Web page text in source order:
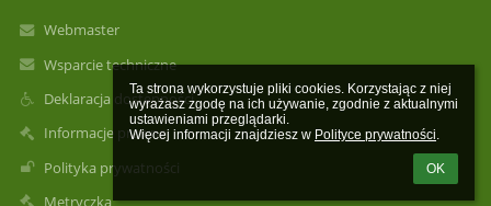
Ta strona wykorzystuje pliki cookies. Korzystając z niej
wyrażasz zgodę na ich używanie, zgodnie z aktualnymi
ustawieniami przeglądarki.
Więcej informacji znajdziesz w Polityce prywatności.
OK
Webmaster
Wsparcie techniczne
Deklaracja dostępności
Informacje prawne
Polityka prywatności
Metryczka